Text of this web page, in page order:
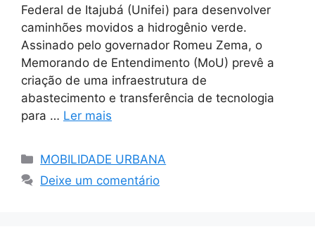
Federal de Itajubá (Unifei) para desenvolver
caminhões movidos a hidrogênio verde.
Assinado pelo governador Romeu Zema, o
Memorando de Entendimento (MoU) prevê a
criação de uma infraestrutura de
abastecimento e transferência de tecnologia
para … Ler mais
Categorias
MOBILIDADE URBANA
Deixe um comentário